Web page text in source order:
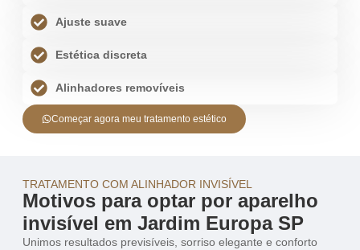
Ajuste suave
Estética discreta
Alinhadores removíveis
Começar agora meu tratamento estético
TRATAMENTO COM ALINHADOR INVISÍVEL
Motivos para optar por aparelho
invisível em Jardim Europa SP
Unimos resultados previsíveis, sorriso elegante e conforto